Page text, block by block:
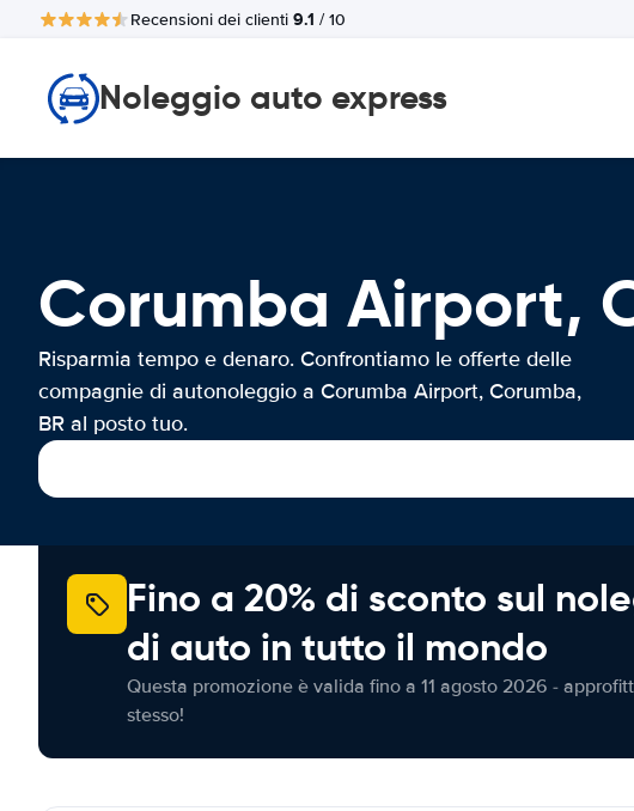
Recensioni dei clienti 9.1 / 10
Noleggio auto express
Corumba Airport,
Risparmia tempo e denaro. Confrontiamo le offerte delle
compagnie di autonoleggio a Corumba Airport, Corumba,
BR al posto tuo.
Fino a 20% di sconto sul
di auto in tutto il mondo
Questa promozione è valida fino a 11 agosto 2026 -
stesso!